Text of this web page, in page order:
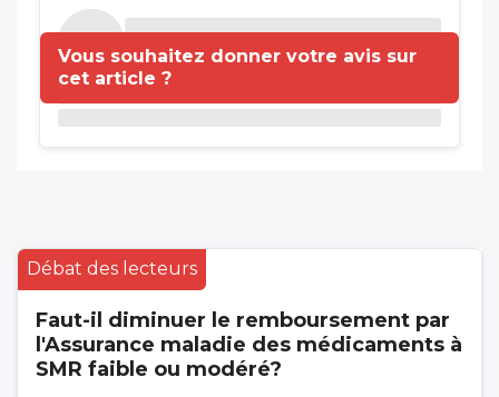
Vous souhaitez donner votre avis sur
cet article ?
Débat des lecteurs
Faut-il diminuer le remboursement par
l'Assurance maladie des médicaments à
SMR faible ou modéré?